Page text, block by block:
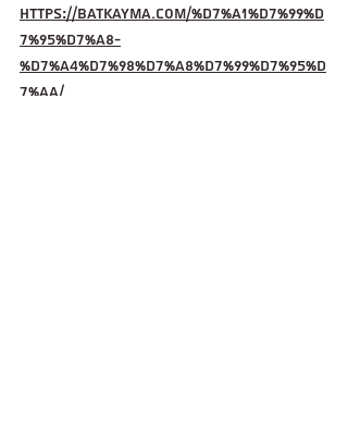
https://batkayma.com/%D7%A1%D7%99%D
7%95%D7%A8-
%D7%A4%D7%98%D7%A8%D7%99%D7%95%D
7%AA/